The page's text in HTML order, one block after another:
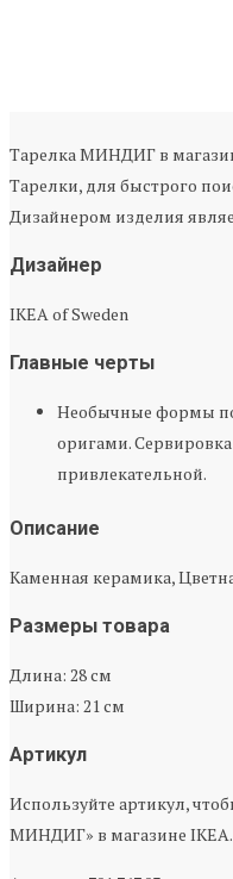
Тарелка МИНДИГ в
Тарелки, для быстрого
Дизайнером изделия
Дизайнер
IKEA of Sweden
Главные черты
Необычные формы
оригами.
привлекательной.
Описание
Каменная керамика,
Размеры товара
Длина: 28 см
Ширина: 21 см
Артикул
Используйте артикул,
МИНДИГ» в магазине IKEA.